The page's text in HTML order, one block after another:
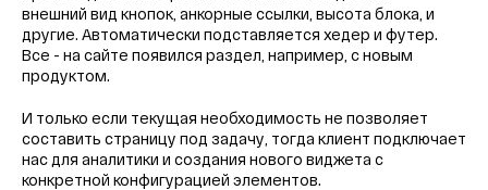
внешний вид кнопок, анкорные ссылки, высота блока, и
другие. Автоматически подставляется хедер и футер.
Все - на сайте появился раздел, например, с новым
продуктом.
И только если текущая необходимость не позволяет
составить страницу под задачу, тогда клиент подключает
нас для аналитики и создания нового виджета с
конкретной конфигурацией элементов.